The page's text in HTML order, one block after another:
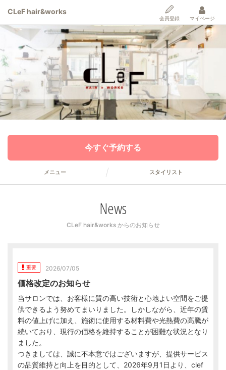
CLeF hair&works
会員登録 マイページ
今すぐ予約する
メニュー スタイリスト
News
CLeF hair&works からのお知らせ
重要 2026/07/05
価格改定のお知らせ
当サロンでは、お客様に質の高い技術と心地よい空間をご提
供できるよう努めてまいりました。しかしながら、近年の賃
料の値上げに加え、施術に使用する材料費や光熱費の高騰が
続いており、現行の価格を維持することが困難な状況となり
ました。
つきましては、誠に不本意ではございますが、提供サービス
の品質維持と向上を目的として、2026年9月1日より、clef